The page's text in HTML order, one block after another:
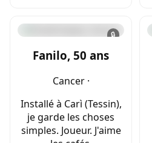
🔒
Fanilo, 50 ans
Cancer ·
Installé à Carì (Tessin),
je garde les choses
simples. Joueur. J'aime